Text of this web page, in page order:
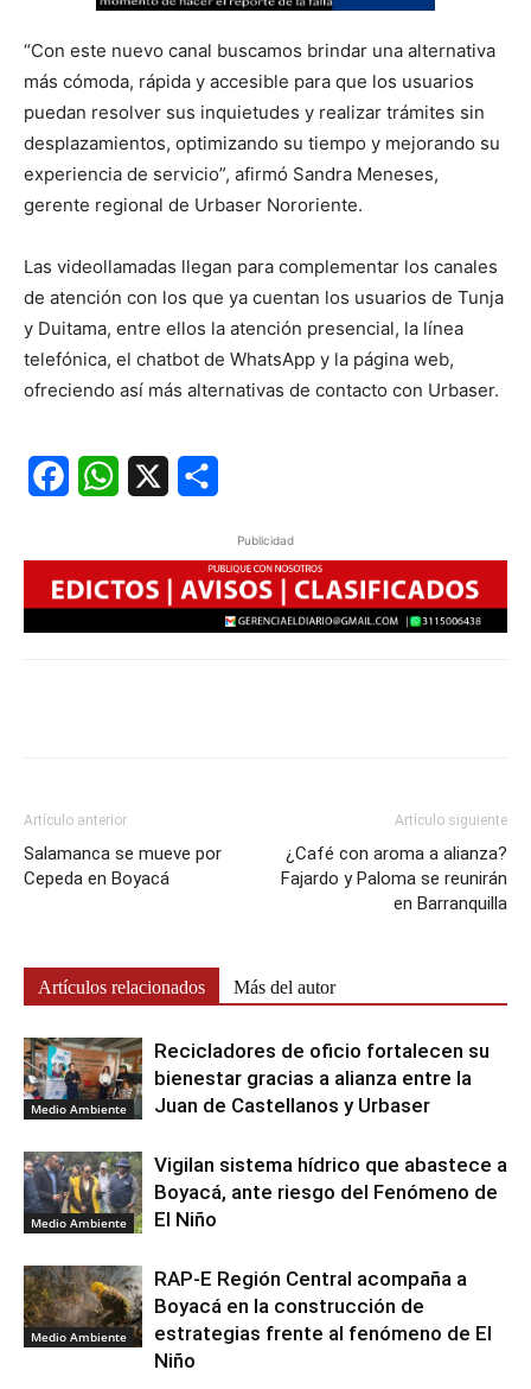
“Con este nuevo canal buscamos brindar una alternativa
más cómoda, rápida y accesible para que los usuarios
puedan resolver sus inquietudes y realizar trámites sin
desplazamientos, optimizando su tiempo y mejorando su
experiencia de servicio”, afirmó Sandra Meneses,
gerente regional de Urbaser Nororiente.
Las videollamadas llegan para complementar los canales
de atención con los que ya cuentan los usuarios de Tunja
y Duitama, entre ellos la atención presencial, la línea
telefónica, el chatbot de WhatsApp y la página web,
ofreciendo así más alternativas de contacto con Urbaser.
FacebookWhatsApp
Publicidad
Artículo anterior
Salamanca se mueve por
Cepeda en Boyacá
Artículo siguiente
¿Café con aroma a alianza?
Fajardo y Paloma se reunirán
en Barranquilla
Artículos relacionados Más del autor
Medio Ambiente
Recicladores de oficio fortalecen su
bienestar gracias a alianza entre la
Juan de Castellanos y Urbaser
Medio Ambiente
Vigilan sistema hídrico que abastece a
Boyacá, ante riesgo del Fenómeno de
El Niño
Medio Ambiente
RAP-E Región Central acompaña a
Boyacá en la construcción de
estrategias frente al fenómeno de El
Niño